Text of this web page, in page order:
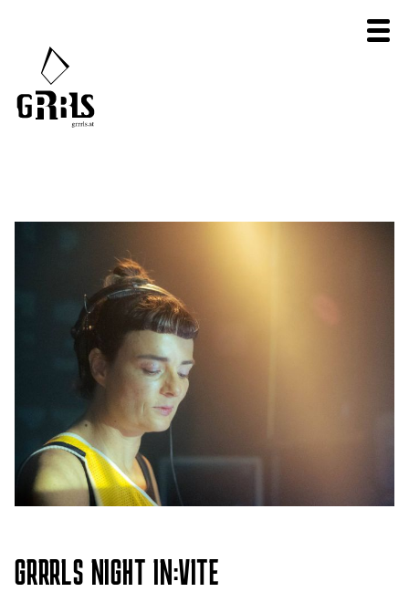
GRRRLS NIGHT IN:VITE